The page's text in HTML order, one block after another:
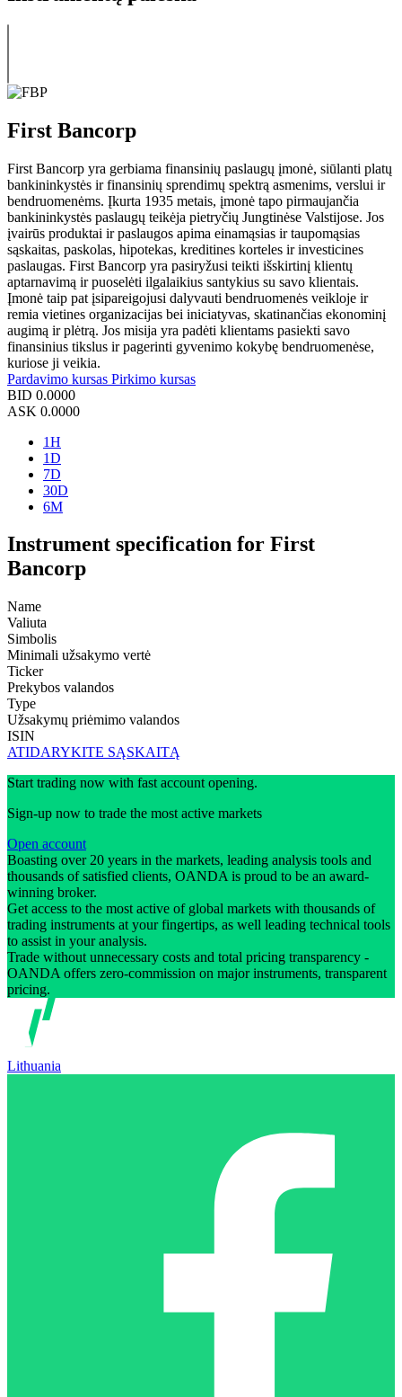
First Bancorp
First Bancorp yra gerbiama finansinių paslaugų įmonė, siūlanti platų
bankininkystės ir finansinių sprendimų spektrą asmenims, verslui ir
bendruomenėms. Įkurta 1935 metais, įmonė tapo pirmaujančia
bankininkystės paslaugų teikėja pietryčių Jungtinėse Valstijose. Jos
įvairūs produktai ir paslaugos apima einamąsias ir taupomąsias
sąskaitas, paskolas, hipotekas, kreditines korteles ir investicines
paslaugas. First Bancorp yra pasiryžusi teikti išskirtinį klientų
aptarnavimą ir puoselėti ilgalaikius santykius su savo klientais.
Įmonė taip pat įsipareigojusi dalyvauti bendruomenės veikloje ir
remia vietines organizacijas bei iniciatyvas, skatinančias ekonominį
augimą ir plėtrą. Jos misija yra padėti klientams pasiekti savo
finansinius tikslus ir pagerinti gyvenimo kokybę bendruomenėse,
kuriose ji veikia.
Pardavimo kursas Pirkimo kursas
BID 0.0000
ASK 0.0000
1H
1D
7D
30D
6M
Instrument specification for First
Bancorp
Name
Valiuta
Simbolis
Minimali užsakymo vertė
Ticker
Prekybos valandos
Type
Užsakymų priėmimo valandos
ISIN
ATIDARYKITE SĄSKAITĄ
Start trading now with fast account opening.
Sign-up now to trade the most active markets
Open account
Boasting over 20 years in the markets, leading analysis tools and
thousands of satisfied clients, OANDA is proud to be an award-
winning broker.
Get access to the most active of global markets with thousands of
trading instruments at your fingertips, as well leading technical tools
to assist in your analysis.
Trade without unnecessary costs and total pricing transparency -
OANDA offers zero-commission on major instruments, transparent
pricing.
Lithuania